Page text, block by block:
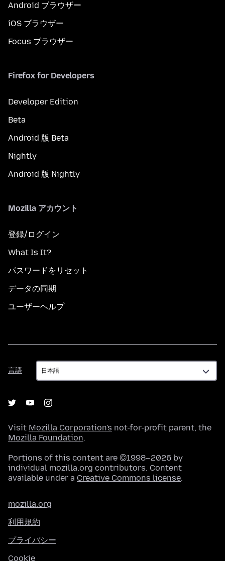
Android ブラウザー
iOS ブラウザー
Focus ブラウザー
Firefox for Developers
Developer Edition
Beta
Android 版 Beta
Nightly
Android 版 Nightly
Mozilla アカウント
登録/ログイン
What Is It?
パスワードをリセット
データの同期
ユーザーヘルプ
言語
言
語
Visit Mozilla Corporation's not-for-profit parent, the
Mozilla Foundation.
Portions of this content are ©1998–2026 by
individual mozilla.org contributors. Content
available under a Creative Commons license.
mozilla.org
利用規約
プライバシー
Cookie